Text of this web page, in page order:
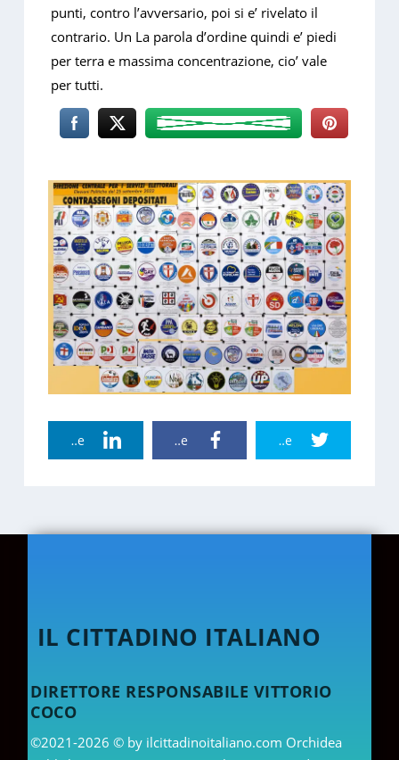
punti, contro l’avversario, poi si e’ rivelato il
contrario. Un La parola d’ordine quindi e’ piedi
per terra e massima concentrazione, cio’ vale
per tutti.
Twitter Share
Facebook Share
Linkedin Share
IL CITTADINO ITALIANO
DIRETTORE RESPONSABILE VITTORIO
COCO
©2021-2026 © by ilcittadinoitaliano.com Orchidea